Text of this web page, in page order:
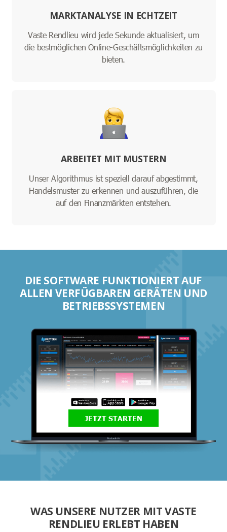
MARKTANALYSE IN ECHTZEIT
Vaste Rendlieu wird jede Sekunde aktualisiert, um
die bestmöglichen Online-Geschäftsmöglichkeiten zu
bieten.
ARBEITET MIT MUSTERN
Unser Algorithmus ist speziell darauf abgestimmt,
Handelsmuster zu erkennen und auszuführen, die
auf den Finanzmärkten entstehen.
DIE SOFTWARE FUNKTIONIERT AUF
ALLEN VERFÜGBAREN GERÄTEN UND
BETRIEBSSYSTEMEN
JETZT STARTEN
WAS UNSERE NUTZER MIT VASTE
RENDLIEU ERLEBT HABEN